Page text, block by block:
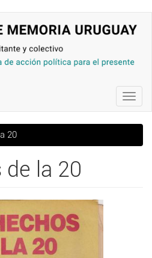
20
la 20